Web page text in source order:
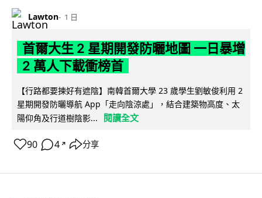
Lawton 1 日
首爾大生 2 星期開發防曬地圖 一日暴增
2 萬人下載衝榜首
【行路都要揀好有遮陰】南韓首爾大學 23 歲學生劉敏俊利用 2
星期開發防曬導航 App「走向陰涼處」，結合建築物高度、太
陽仰角及行道樹陰影...
閱讀全文
90 4 ↗ 分享